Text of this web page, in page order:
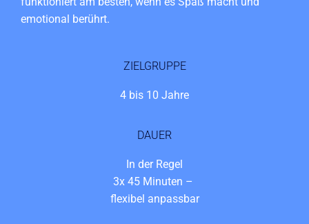
emotional berührt.
ZIELGRUPPE
4 bis 10 Jahre
DAUER
In der Regel
3x 45 Minuten –
flexibel anpassbar